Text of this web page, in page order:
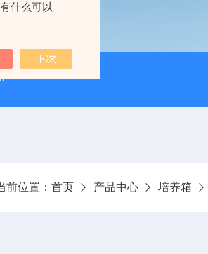
什么可以
全自动放射性水样蒸发浓缩赶酸仪ZDGS-8
前位置： 首页 产品中心 培养箱